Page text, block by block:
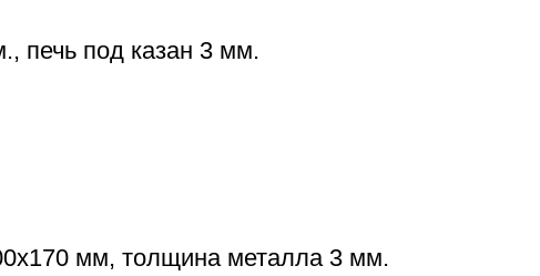
печь под казан 3 мм.
мм, толщина металла 3 мм.